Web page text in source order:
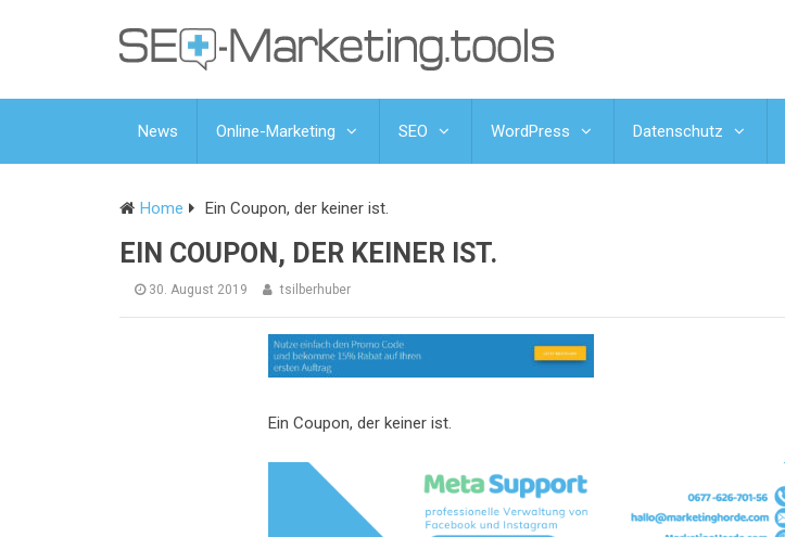
News Online-Marketing SEO WordPress Datenschutz
Home Ein Coupon, der keiner ist.
EIN COUPON, DER KEINER IST.
30. August 2019 tsilberhuber
Ein Coupon, der keiner ist.